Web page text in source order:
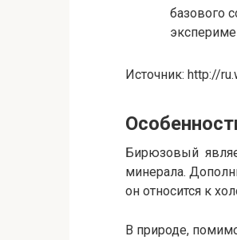
базового
Источник: http://
Бирюзовый
минерала.
он относится к
В природе,